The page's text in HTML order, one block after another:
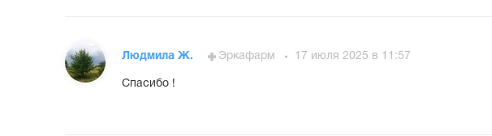
Людмила Ж. Эркафарм 17 июля 2025 в 11:57
Спасибо !